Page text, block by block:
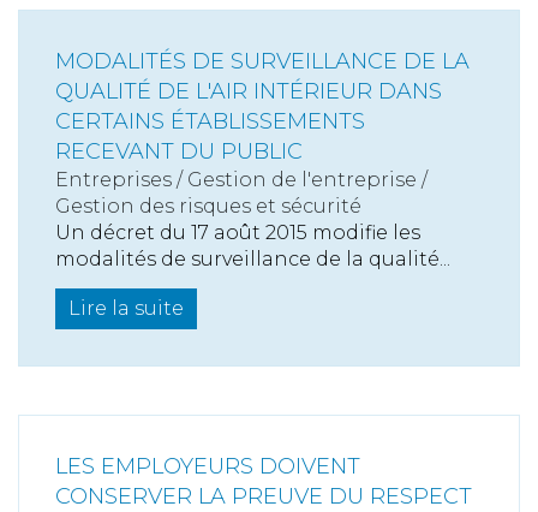
MODALITÉS DE SURVEILLANCE DE LA
QUALITÉ DE L'AIR INTÉRIEUR DANS
CERTAINS ÉTABLISSEMENTS
RECEVANT DU PUBLIC
Entreprises / Gestion de l'entreprise /
Gestion des risques et sécurité
Un décret du 17 août 2015 modifie les
modalités de surveillance de la qualité...
Lire la suite
LES EMPLOYEURS DOIVENT
CONSERVER LA PREUVE DU RESPECT